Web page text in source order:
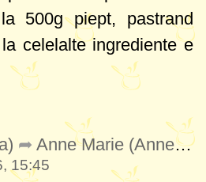
500g piept, pastrand
celelalte ingrediente e
Anne Marie (AnneMarie170)
15:45